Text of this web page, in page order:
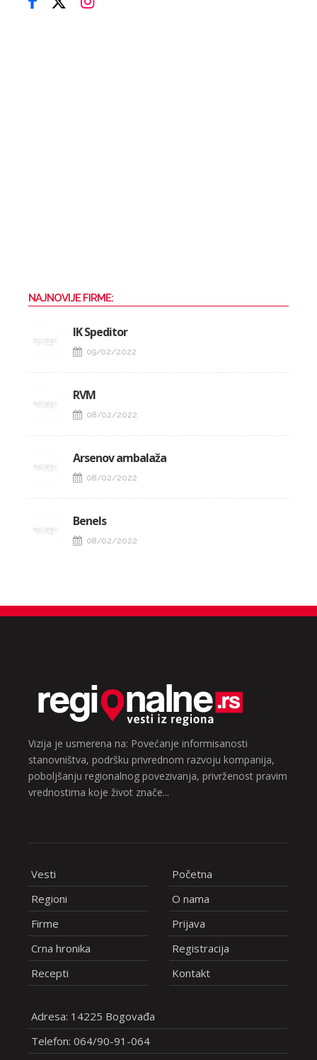
NAJNOVIJE FIRME:
IK Speditor
09/02/2022
RVM
08/02/2022
Arsenov ambalaža
08/02/2022
Benels
08/02/2022
Vizija je usmerena na: Povećanje informisanosti
stanovništva, podršku privrednom razvoju kompanija,
poboljšanju regionalnog povezivanja, privrženost pravim
vrednostima koje život znače...
Vesti
Regioni
Firme
Crna hronika
Recepti
Početna
O nama
Prijava
Registracija
Kontakt
Adresa: 14225 Bogovađa
Telefon: 064/90-91-064